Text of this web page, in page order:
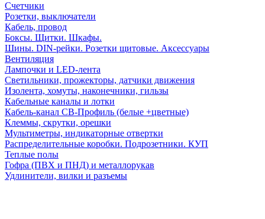
Счетчики
Розетки, выключатели
Кабель, провод
Боксы. Щитки. Шкафы.
Шины. DIN-рейки. Розетки щитовые. Аксессуары
Вентиляция
Лампочки и LED-лента
Светильники, прожекторы, датчики движения
Изолента, хомуты, наконечники, гильзы
Кабельные каналы и лотки
Кабель-канал СВ-Профиль (белые +цветные)
Клеммы, скрутки, орешки
Мультиметры, индикаторные отвертки
Распределительные коробки. Подрозетники. КУП
Теплые полы
Гофра (ПВХ и ПНД) и металлорукав
Удлинители, вилки и разъемы